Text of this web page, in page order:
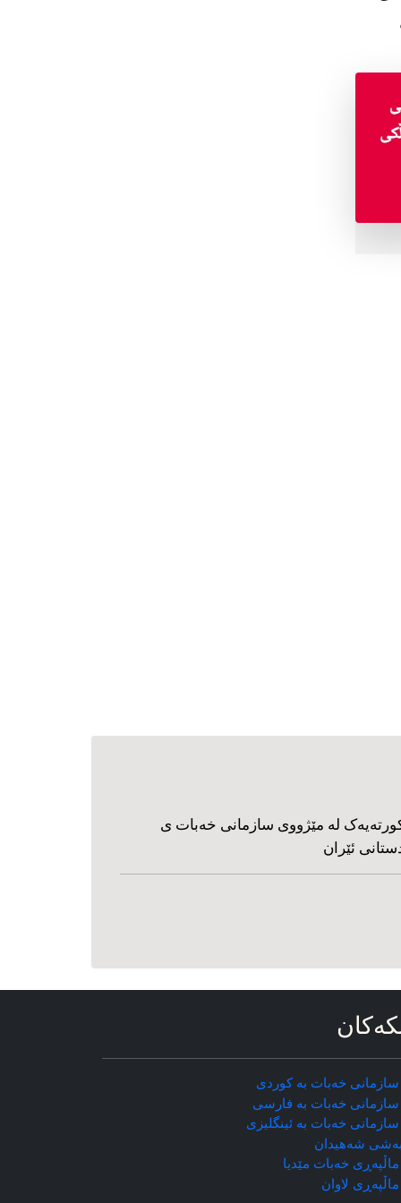
له مێژووی سازمانی خه‌بات ی
ئێران
سازمانی خه‌بات به کوردی
سازمانی خه‌بات به فارسی
سازمانی خه‌بات به ئینگلیزی
شه‌هیدان
خه‌بات مێدیا
ماڵپه‌ڕی لاوان